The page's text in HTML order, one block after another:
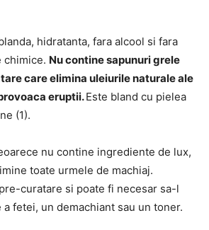
hidratanta, fara alcool si fara
chimice. Nu contine sapunuri grele
care elimina uleiurile naturale ale
eruptii.Este bland cu pielea
(1).
nu contine ingrediente de lux,
toate urmele de machiaj.
curatare si poate fi necesar sa-l
fetei, un demachiant sau un toner.